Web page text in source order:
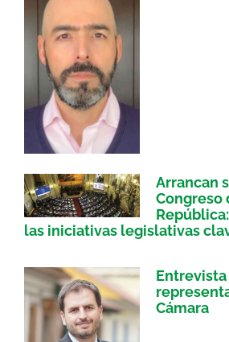
Arrancan
Congreso
las iniciativas legislativas
Entrevista
Cámara